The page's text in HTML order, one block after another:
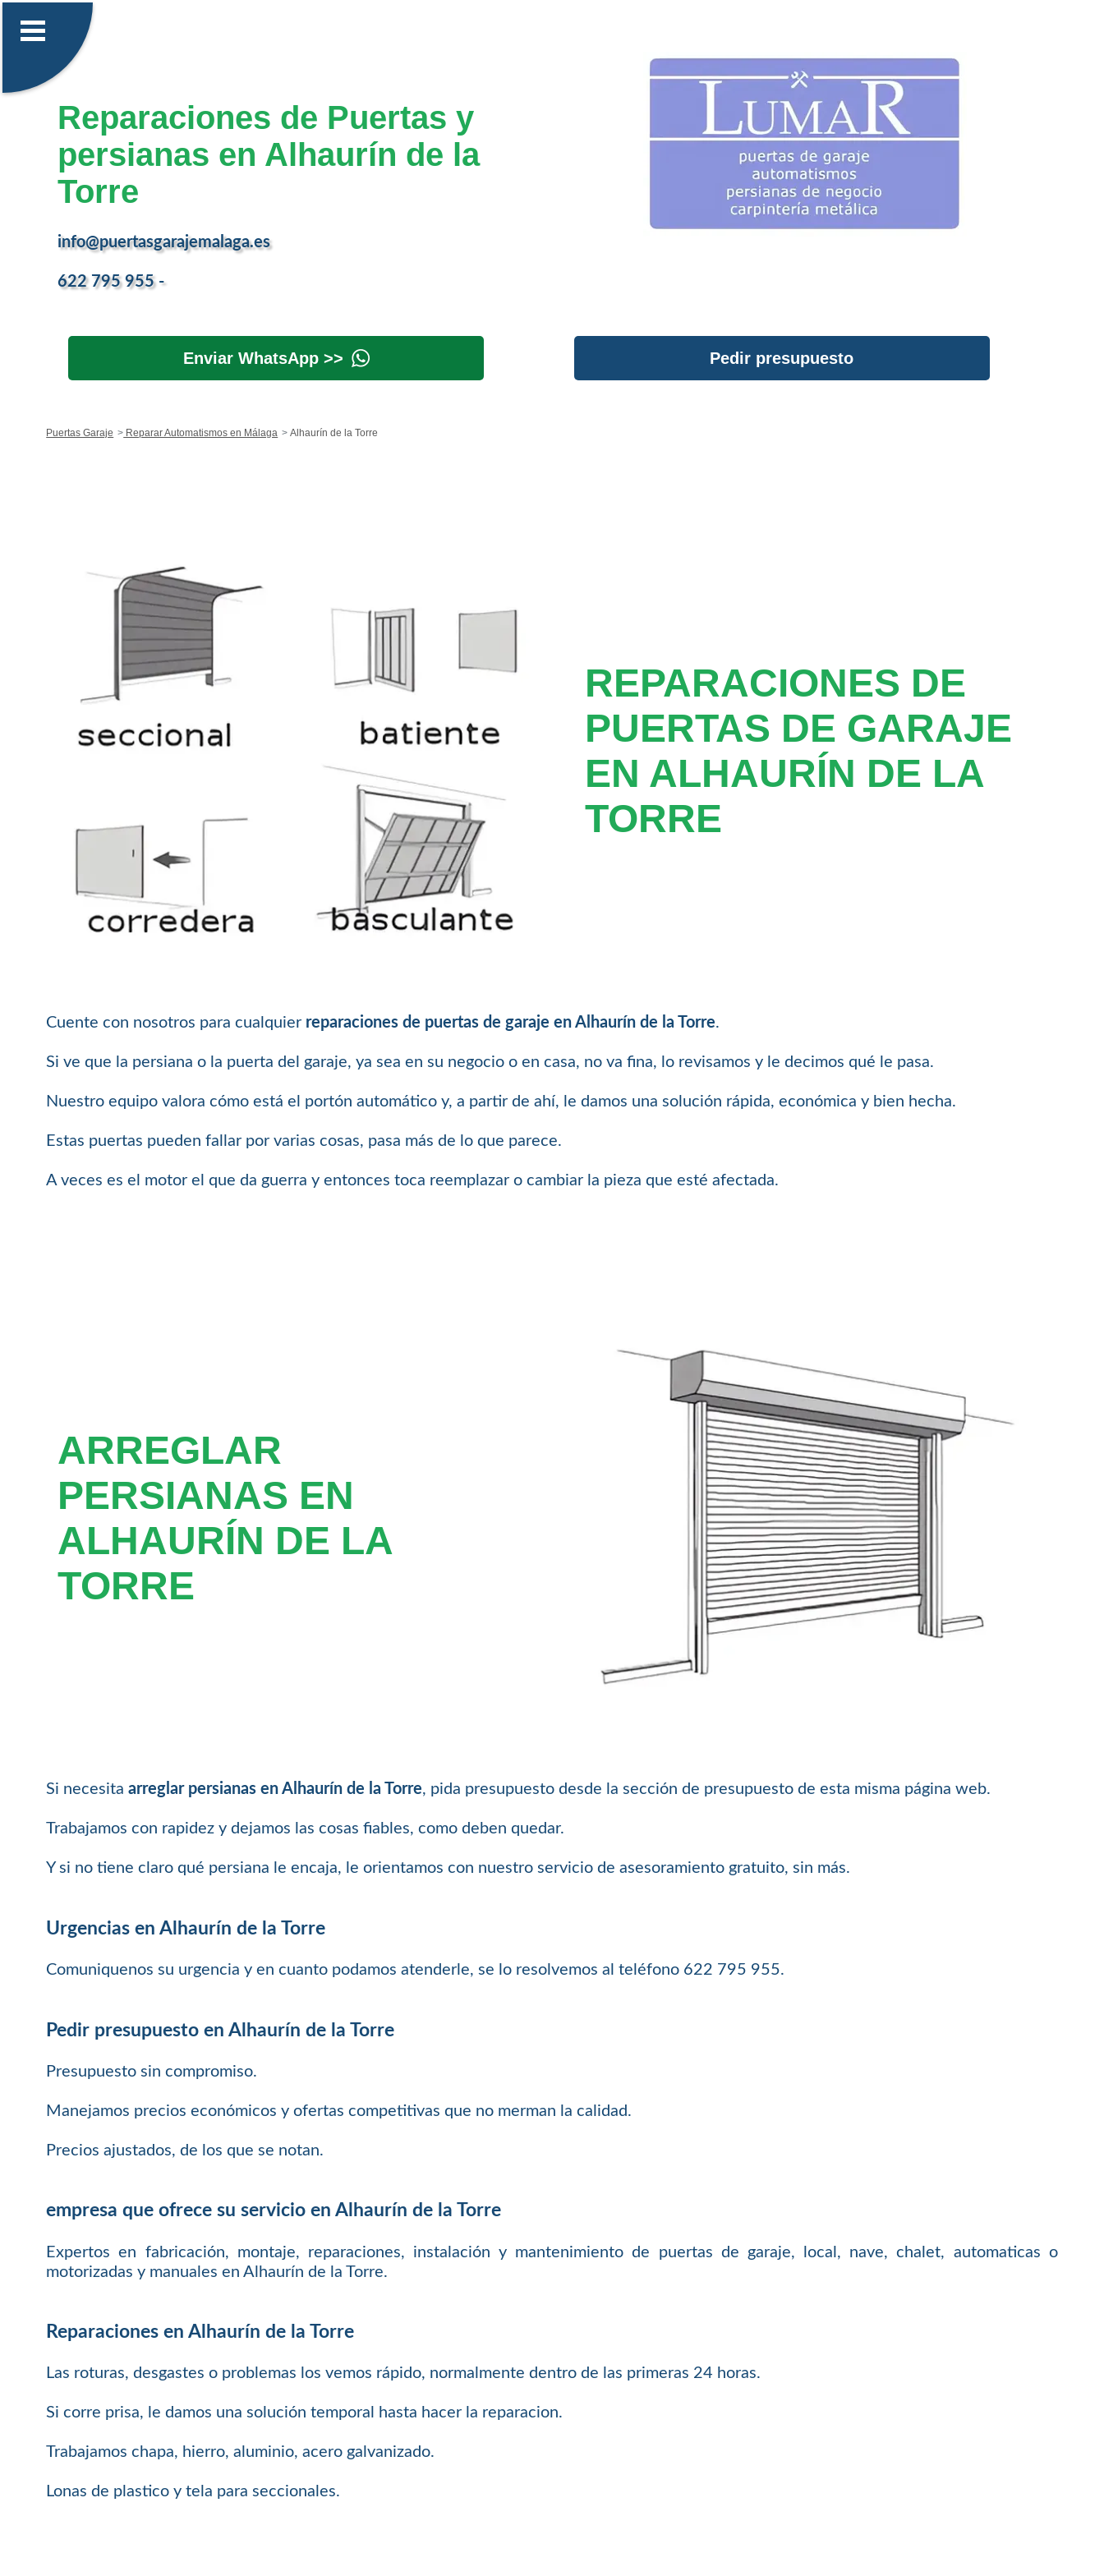
Reparaciones de Puertas y
persianas en Alhaurín de la
Torre
info@puertasgarajemalaga.es
622 795 955 -
Enviar WhatsApp >> Pedir presupuesto
Puertas Garaje Reparar Automatismos en Málaga Alhaurín de la Torre
REPARACIONES DE
PUERTAS DE GARAJE
EN ALHAURÍN DE LA
TORRE
Cuente con nosotros para cualquier reparaciones de puertas de garaje en Alhaurín de la Torre.
Si ve que la persiana o la puerta del garaje, ya sea en su negocio o en casa, no va fina, lo revisamos y le decimos qué le pasa.
Nuestro equipo valora cómo está el portón automático y, a partir de ahí, le damos una solución rápida, económica y bien hecha.
Estas puertas pueden fallar por varias cosas, pasa más de lo que parece.
A veces es el motor el que da guerra y entonces toca reemplazar o cambiar la pieza que esté afectada.
ARREGLAR
PERSIANAS EN
ALHAURÍN DE LA
TORRE
Si necesitaarreglar persianas en Alhaurín de la Torre, pida presupuesto desde la sección de presupuesto de esta misma página web.
Trabajamos con rapidez y dejamos las cosas fiables, como deben quedar.
Y si no tiene claro qué persiana le encaja, le orientamos con nuestro servicio de asesoramiento gratuito, sin más.
Urgencias en Alhaurín de la Torre
Comuniquenos su urgencia y en cuanto podamos atenderle, se lo resolvemos al teléfono 622 795 955.
Pedir presupuesto en Alhaurín de la Torre
Presupuesto sin compromiso.
Manejamos precios económicos y ofertas competitivas que no merman la calidad.
Precios ajustados, de los que se notan.
empresa que ofrece su servicio en Alhaurín de la Torre
Expertos en fabricación, montaje, reparaciones, instalación y mantenimiento de puertas de garaje, local, nave, chalet, automaticas o
motorizadas y manuales en Alhaurín de la Torre.
Reparaciones en Alhaurín de la Torre
Las roturas, desgastes o problemas los vemos rápido, normalmente dentro de las primeras 24 horas.
Si corre prisa, le damos una solución temporal hasta hacer la reparacion.
Trabajamos chapa, hierro, aluminio, acero galvanizado.
Lonas de plastico y tela para seccionales.